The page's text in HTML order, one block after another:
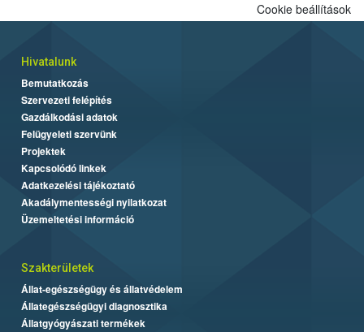
Cookie beállítások
Hivatalunk
Bemutatkozás
Szervezeti felépítés
Gazdálkodási adatok
Felügyeleti szervünk
Projektek
Kapcsolódó linkek
Adatkezelési tájékoztató
Akadálymentességi nyilatkozat
Üzemeltetési információ
Szakterületek
Állat-egészségügy és állatvédelem
Állategészségügyi diagnosztika
Állatgyógyászati termékek